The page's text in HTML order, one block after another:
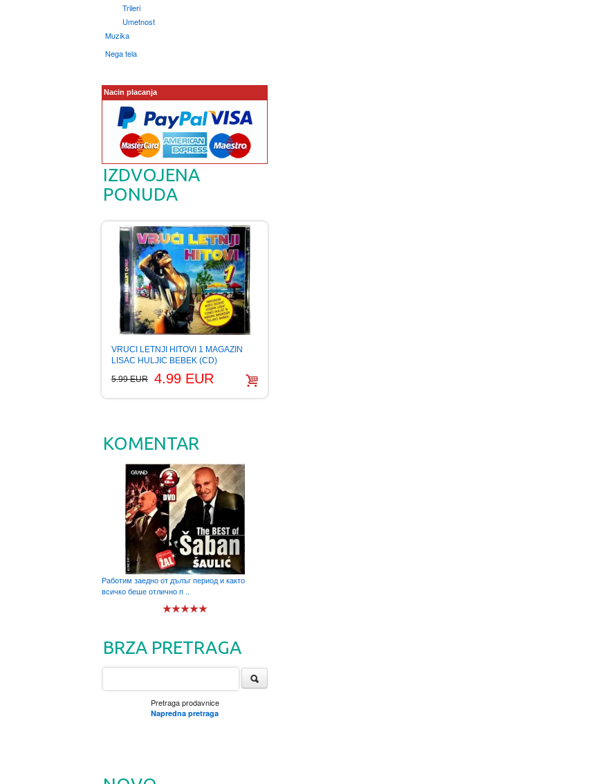
Trileri
Umetnost
Muzika
Nega tela
Nacin placanja
IZDVOJENA
PONUDA
VRUCI LETNJI HITOVI 1 MAGAZIN
LISAC HULJIC BEBEK (CD)
5.99 EUR
4.99 EUR
KOMENTAR
Работим заедно от дълъг период и както
всичко беше отлично п ..
BRZA PRETRAGA
Pretraga prodavnice
Napredna pretraga